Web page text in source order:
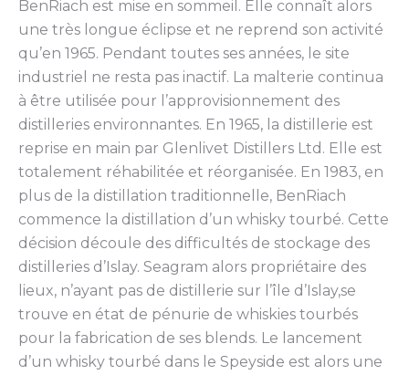
BenRiach est mise en sommeil. Elle connaît alors
une très longue éclipse et ne reprend son activité
qu’en 1965. Pendant toutes ses années, le site
industriel ne resta pas inactif. La malterie continua
à être utilisée pour l’approvisionnement des
distilleries environnantes. En 1965, la distillerie est
reprise en main par Glenlivet Distillers Ltd. Elle est
totalement réhabilitée et réorganisée. En 1983, en
plus de la distillation traditionnelle, BenRiach
commence la distillation d’un whisky tourbé. Cette
décision découle des difficultés de stockage des
distilleries d’Islay. Seagram alors propriétaire des
lieux, n’ayant pas de distillerie sur l’île d’Islay,se
trouve en état de pénurie de whiskies tourbés
pour la fabrication de ses blends. Le lancement
d’un whisky tourbé dans le Speyside est alors une